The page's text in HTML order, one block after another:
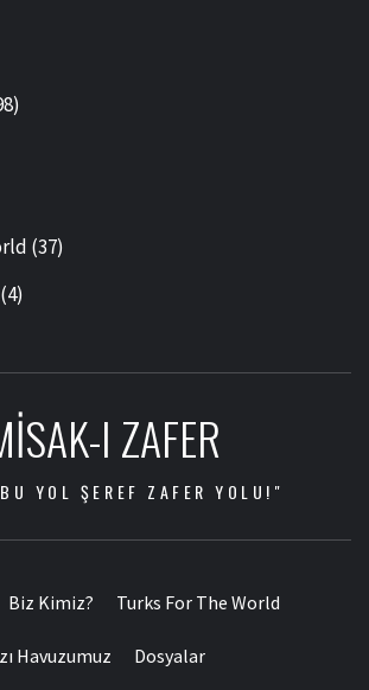
(37)
(4)
I ZAFER
YOL ŞEREF ZAFER YOLU!"
Biz Kimiz? Turks For The World
Havuzumuz Dosyalar